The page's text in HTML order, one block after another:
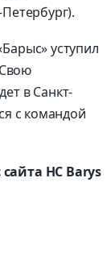
уступил
в Санкт-
с командой
HC Barys